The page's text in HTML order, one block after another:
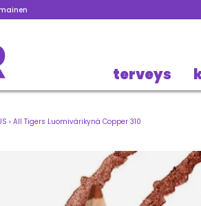
terveys
› All Tigers Luomivärikynä Copper 310